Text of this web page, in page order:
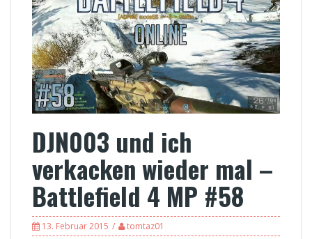
DJN003 und ich
verkacken wieder mal –
Battlefield 4 MP #58
13. Februar 2015 tomtaz01